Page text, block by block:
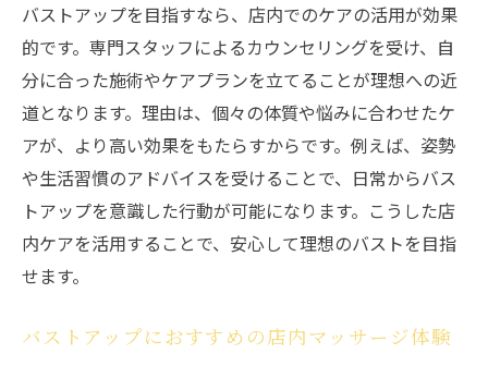
安心安全なバストアップ店内活用術まとめ
バストアップ店内サービス選びの安心ポイ
ント
安全性重視のバストアップ店内ケア活用法
バストアップ店内体験で守りたい注意点
信頼できるバストアップサロンの見極め方
バストアップ店内活用で得られる安心感と
活用
バストアップを目指すなら、店内でのケアの活用が効果
的です。専門スタッフによるカウンセリングを受け、自
分に合った施術やケアプランを立てることが理想への近
道となります。理由は、個々の体質や悩みに合わせたケ
アが、より高い効果をもたらすからです。例えば、姿勢
や生活習慣のアドバイスを受けることで、日常からバス
トアップを意識した行動が可能になります。こうした店
内ケアを活用することで、安心して理想のバストを目指
せます。
バストアップにおすすめの店内マッサージ体験